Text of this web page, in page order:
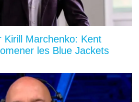
Kirill Marchenko: Kent
les Blue Jackets